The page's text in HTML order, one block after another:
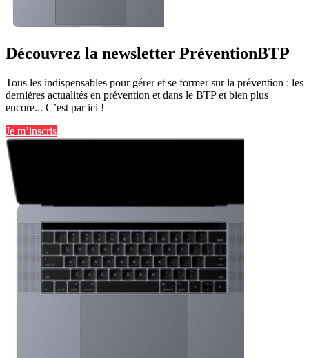
Découvrez la newsletter PréventionBTP
Tous les indispensables pour gérer et se former sur la prévention : les
dernières actualités en prévention et dans le BTP et bien plus
encore... C’est par ici !
Je m’inscris